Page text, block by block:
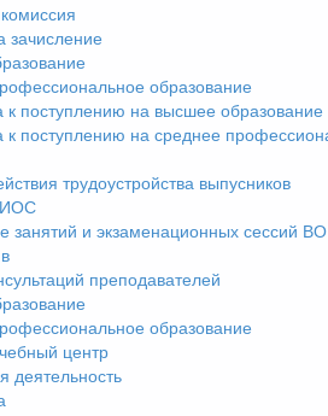
зачисление
образование
к поступлению на высшее образование
к поступлению на среднее
трудоустройства выпусников
занятий и экзаменационных сессий
преподавателей
образование
центр
деятельность